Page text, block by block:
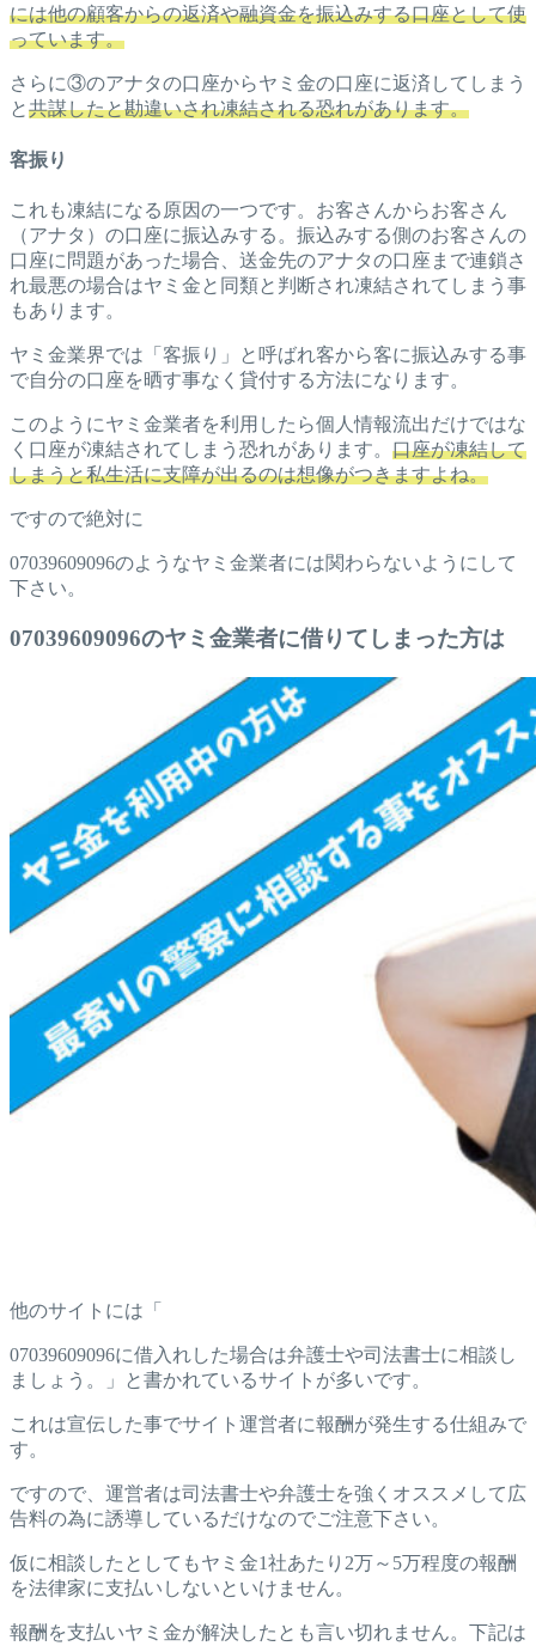
には他の顧客からの返済や融資金を振込みする口座として使
っています。
さらに③のアナタの口座からヤミ金の口座に返済してしまう
と共謀したと勘違いされ凍結される恐れがあります。
客振り
これも凍結になる原因の一つです。お客さんからお客さん
（アナタ）の口座に振込みする。振込みする側のお客さんの
口座に問題があった場合、送金先のアナタの口座まで連鎖さ
れ最悪の場合はヤミ金と同類と判断され凍結されてしまう事
もあります。
ヤミ金業界では「客振り」と呼ばれ客から客に振込みする事
で自分の口座を晒す事なく貸付する方法になります。
このようにヤミ金業者を利用したら個人情報流出だけではな
く口座が凍結されてしまう恐れがあります。 口座が凍結して
しまうと私生活に支障が出るのは想像がつきますよね。
ですので絶対に
07039609096のようなヤミ金業者には関わらないようにして
下さい。
07039609096のヤミ金業者に借りてしまった方は
他のサイトには「
07039609096に借入れした場合は弁護士や司法書士に相談し
ましょう。」と書かれているサイトが多いです。
これは宣伝した事でサイト運営者に報酬が発生する仕組みで
す。
ですので、運営者は司法書士や弁護士を強くオススメして広
告料の為に誘導しているだけなのでご注意下さい。
仮に相談したとしてもヤミ金1社あたり2万～5万程度の報酬
を法律家に支払いしないといけません。
報酬を支払いヤミ金が解決したとも言い切れません。下記は